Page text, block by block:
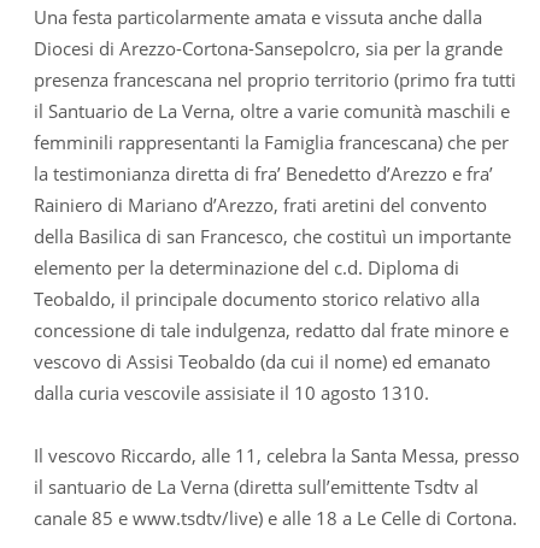
Una festa particolarmente amata e vissuta anche dalla
Diocesi di Arezzo-Cortona-Sansepolcro, sia per la grande
presenza francescana nel proprio territorio (primo fra tutti
il Santuario de La Verna, oltre a varie comunità maschili e
femminili rappresentanti la Famiglia francescana) che per
la testimonianza diretta di fra’ Benedetto d’Arezzo e fra’
Rainiero di Mariano d’Arezzo, frati aretini del convento
della Basilica di san Francesco, che costituì un importante
elemento per la determinazione del c.d. Diploma di
Teobaldo, il principale documento storico relativo alla
concessione di tale indulgenza, redatto dal frate minore e
vescovo di Assisi Teobaldo (da cui il nome) ed emanato
dalla curia vescovile assisiate il 10 agosto 1310.
Il vescovo Riccardo, alle 11, celebra la Santa Messa, presso
il santuario de La Verna (diretta sull’emittente Tsdtv al
canale 85 e www.tsdtv/live) e alle 18 a Le Celle di Cortona.